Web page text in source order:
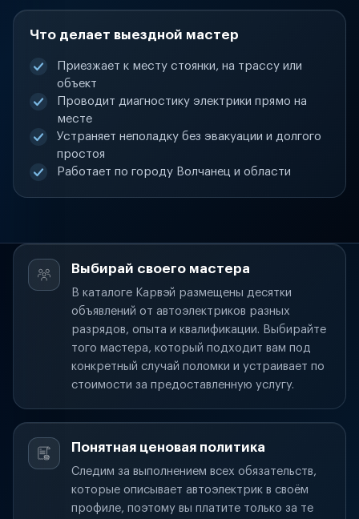
Что делает выездной мастер
Приезжает к месту стоянки, на трассу или
объект
Проводит диагностику электрики прямо на
месте
Устраняет неполадку без эвакуации и долгого
простоя
Работает по городу Волчанец и области
Выбирай своего мастера
В каталоге Карвэй размещены десятки
объявлений от автоэлектриков разных
разрядов, опыта и квалификации. Выбирайте
того мастера, который подходит вам под
конкретный случай поломки и устраивает по
стоимости за предоставленную услугу.
Понятная ценовая политика
Следим за выполнением всех обязательств,
которые описывает автоэлектрик в своём
профиле, поэтому вы платите только за те